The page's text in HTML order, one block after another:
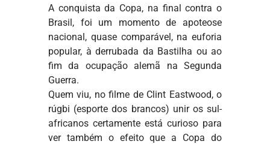
A conquista da Copa, na final contra o
Brasil, foi um momento de apoteose
nacional, quase comparável, na euforia
popular, à derrubada da Bastilha ou ao
fim da ocupação alemã na Segunda
Guerra.
Quem viu, no filme de Clint Eastwood, o
rúgbi (esporte dos brancos) unir os sul-
africanos certamente está curioso para
ver também o efeito que a Copa do